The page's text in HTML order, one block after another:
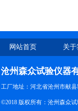
网站首页 关
沧州森众试验仪器
工厂地址：河北省沧州市献
©2018 版权所有：沧州森众